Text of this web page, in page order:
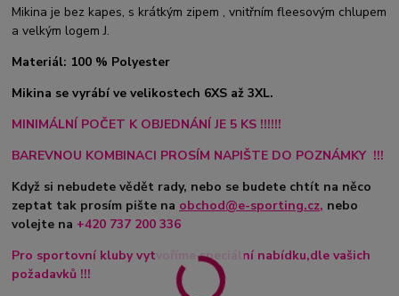
Mikina je bez kapes, s krátkým zipem , vnitřním fleesovým chlupem
a velkým logem J.
Materiál: 100 % Polyester
Mikina se vyrábí ve velikostech 6XS až 3XL.
MINIMÁLNÍ POČET K OBJEDNÁNÍ JE 5 KS !!!!!!
BAREVNOU KOMBINACI PROSÍM NAPIŠTE DO POZNÁMKY !!!
Když si nebudete vědět rady, nebo se budete chtít na něco
zeptat tak prosím pište na obchod@e-sporting.cz, nebo
volejte na +420 737 200 336
Pro sportovní kluby vytvoříme speciální nabídku,dle vašich
požadavků !!!